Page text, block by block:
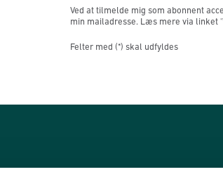
Ved at tilmelde mig som abonnent
min mailadresse. Læs mere via linket
Felter med (*) skal udfyldes